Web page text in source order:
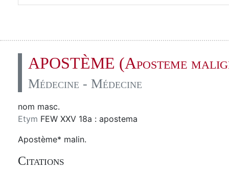
APOSTÈME (Aposteme
Médecine - Médecine
nom masc.
Etym FEW XXV 18a : apostema
Apostème* malin.
Citations